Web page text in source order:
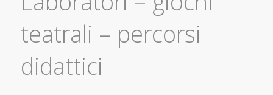
teatrali – percorsi
didattici